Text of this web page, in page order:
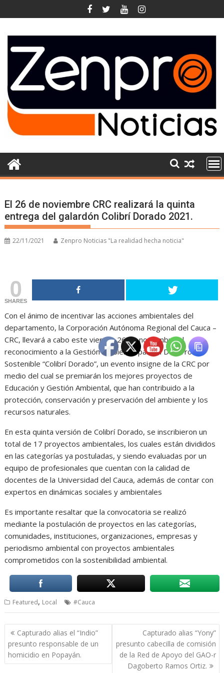
to
El 26 de noviembre CRC realizará la quinta
entrega del galardón Colibrí Dorado 2021.
22/11/2021 Zenpro Noticias "La realidad hecha noticia"
0
SHARES
Con el ánimo de incentivar las acciones ambientales del
departamento, la Corporación Autónoma Regional del Cauca –
CRC, llevará a cabo este viernes 26 de noviembre el
reconocimiento a la Gestión Ambiental para el Desarrollo
Sostenible “Colibrí Dorado”, un evento insigne de la CRC por
medio del cual se premiarán los mejores proyectos de
Educación y Gestión Ambiental, que han contribuido a la
protección, conservación y preservación del ambiente y los
recursos naturales.
En esta quinta versión de Colibrí Dorado, se inscribieron un
total de 17 proyectos ambientales, los cuales están divididos
en las categorías ya postuladas, y siendo evaluadas por un
equipo de profesionales que cuentan con la calidad de
docentes de la Universidad del Cauca, además de contar con
expertos en dinámicas sociales y ambientales
Es importante resaltar que la convocatoria se realizó
mediante la postulación de proyectos en las categorías,
comunidades, instituciones, organizaciones, empresas y
periodismo ambiental con proyectos ambientales
comprometidos con la sostenibilidad ambiental.
Featured, Local #Cauca
Navegación
de
entradas
Capturado alias el “Indio”
presunto responsable de un
homicidio en Popayán.
Capturado alias “Yony”
presunto cabecilla de comisión
de la Red de Apoyo del GAO-r
Dagoberto Ramos Ortiz.